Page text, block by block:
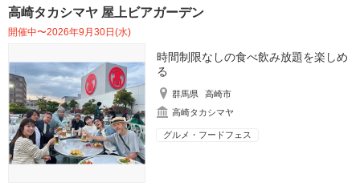
高崎タカシマヤ 屋上ビアガーデン
開催中〜2026年9月30日(水)
時間制限なしの食べ飲み放題を楽しめ
る
群馬県
高崎市
高崎タカシマヤ
グルメ・フードフェス